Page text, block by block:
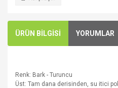
ÜRÜN BİLGİSİ YORUMLAR
Renk: Bark - Turuncu
Üst: Tam dana derisinden, su itici